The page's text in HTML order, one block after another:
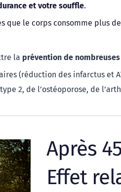
et votre souffle.
que le corps consomme plus
la prévention de
(réduction des infarctus et
2, de l’ostéoporose, de
Après
Effet